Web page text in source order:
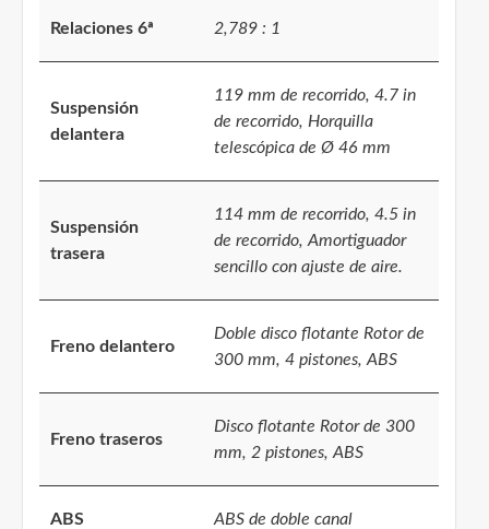
Relaciones 6ª 2,789 : 1
Suspensión
delantera
119 mm de recorrido, 4.7 in
de recorrido, Horquilla
telescópica de Ø 46 mm
Suspensión
trasera
114 mm de recorrido, 4.5 in
de recorrido, Amortiguador
sencillo con ajuste de aire.
Freno delantero
Doble disco flotante Rotor de
300 mm, 4 pistones, ABS
Freno traseros
Disco flotante Rotor de 300
mm, 2 pistones, ABS
ABS ABS de doble canal